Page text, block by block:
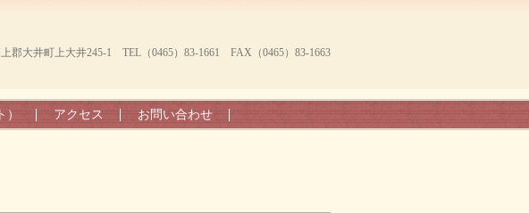
郡大井町上大井245-1 TEL（0465）83-1661 FAX（0465）83-1663
） アクセス お問い合わせ